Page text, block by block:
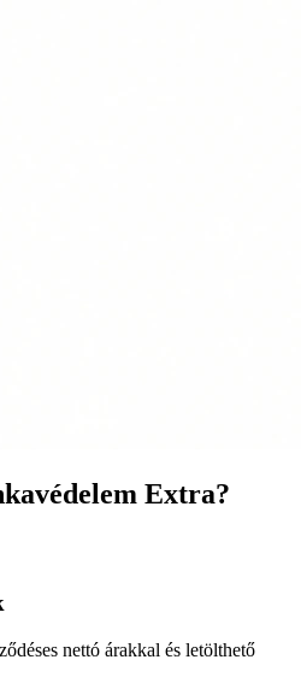
Extra?
nettó árakkal és letölthető